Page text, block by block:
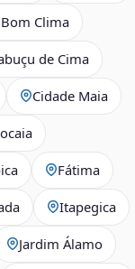
Bom Clima
de Cima
Cidade Maia
Fátima
Itapegica
Jardim Álamo